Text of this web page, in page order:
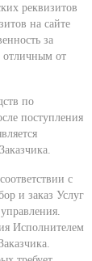
реквизитов
на сайте
за
отличным от
по
поступления
с
и заказ Услуг
Исполнителем